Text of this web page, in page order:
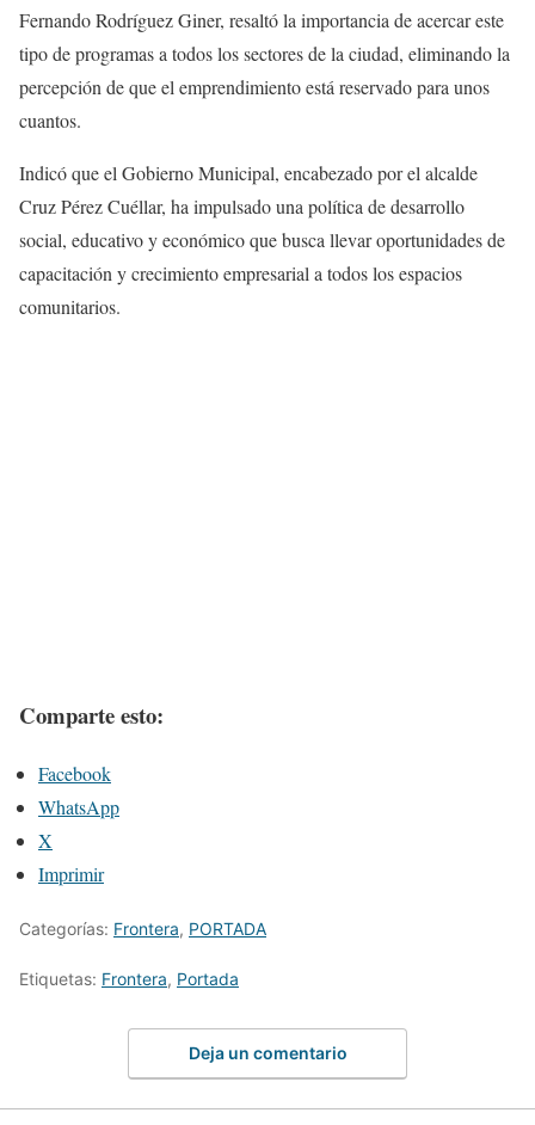
Fernando Rodríguez Giner, resaltó la importancia de acercar este
tipo de programas a todos los sectores de la ciudad, eliminando la
percepción de que el emprendimiento está reservado para unos
cuantos.
Indicó que el Gobierno Municipal, encabezado por el alcalde
Cruz Pérez Cuéllar, ha impulsado una política de desarrollo
social, educativo y económico que busca llevar oportunidades de
capacitación y crecimiento empresarial a todos los espacios
comunitarios.
Comparte esto:
Facebook
WhatsApp
X
Imprimir
Categorías: Frontera, PORTADA
Etiquetas: Frontera, Portada
Deja un comentario